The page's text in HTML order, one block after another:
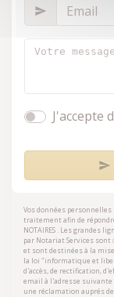
J'accepte
Vos données
traitement afin de
NOTAIRES . Les grandes
par Notariat Services sont
et sont destinées à la
la loi "informatique et
d'accès, de rectification,
email à l'adresse suivante
une réclamation auprés